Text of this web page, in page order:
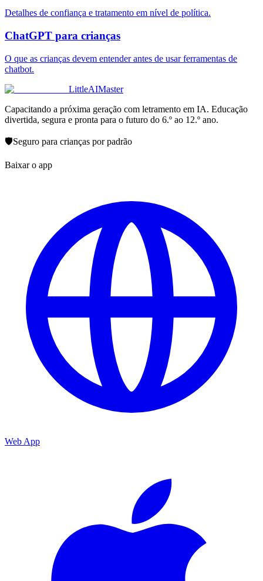
Detalhes de confiança e tratamento em nível de política.
ChatGPT para crianças
O que as crianças devem entender antes de usar ferramentas de
chatbot.
LittleAIMaster
Capacitando a próxima geração com letramento em IA. Educação
divertida, segura e pronta para o futuro do 6.º ao 12.º ano.
🛡️Seguro para crianças por padrão
Baixar o app
Web App